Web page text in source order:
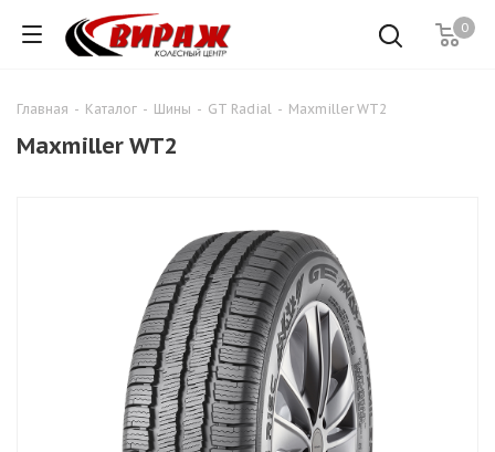
0
Главная - Каталог - Шины - GT Radial - Maxmiller WT2
Maxmiller WT2